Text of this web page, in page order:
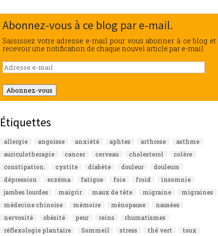
Abonnez-vous à ce blog par e-mail.
Saisissez votre adresse e-mail pour vous abonner à ce blog et
recevoir une notification de chaque nouvel article par e-mail.
Adresse
e-
mail
Abonnez-vous
Étiquettes
allergie angoisse anxiété aphtes arthrose
asthme
auriculotherapie
cancer cerveau cholesterol
colère
constipation.
cystite diabète douleur
douleurs
dépression
eczéma fatigue foie froid
insomnie
jambes lourdes
maigrir maux de tête migraine
migraines
médecine chinoise
mémoire ménopause
nausées
nervosité
obésité peur reins
rhumatismes
réflexologie plantaire
Sommeil stress thé vert
toux